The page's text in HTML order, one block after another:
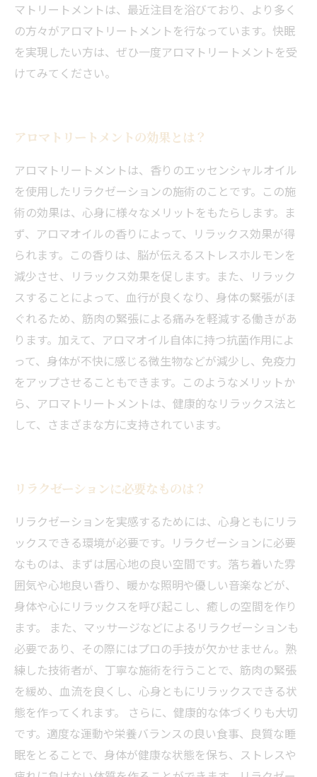
マトリートメントは、最近注目を浴びており、より多く
の方々がアロマトリートメントを行なっています。快眠
を実現したい方は、ぜひ一度アロマトリートメントを受
けてみてください。
アロマトリートメントの効果とは？
アロマトリートメントは、香りのエッセンシャルオイル
を使用したリラクゼーションの施術のことです。この施
術の効果は、心身に様々なメリットをもたらします。ま
ず、アロマオイルの香りによって、リラックス効果が得
られます。この香りは、脳が伝えるストレスホルモンを
減少させ、リラックス効果を促します。また、リラック
スすることによって、血行が良くなり、身体の緊張がほ
ぐれるため、筋肉の緊張による痛みを軽減する働きがあ
ります。加えて、アロマオイル自体に持つ抗菌作用によ
って、身体が不快に感じる微生物などが減少し、免疫力
をアップさせることもできます。このようなメリットか
ら、アロマトリートメントは、健康的なリラックス法と
して、さまざまな方に支持されています。
リラクゼーションに必要なものは？
リラクゼーションを実感するためには、心身ともにリラ
ックスできる環境が必要です。リラクゼーションに必要
なものは、まずは居心地の良い空間です。落ち着いた雰
囲気や心地良い香り、暖かな照明や優しい音楽などが、
身体や心にリラックスを呼び起こし、癒しの空間を作り
ます。 また、マッサージなどによるリラクゼーションも
必要であり、その際にはプロの手技が欠かせません。熟
練した技術者が、丁寧な施術を行うことで、筋肉の緊張
を緩め、血流を良くし、心身ともにリラックスできる状
態を作ってくれます。 さらに、健康的な体づくりも大切
です。適度な運動や栄養バランスの良い食事、良質な睡
眠をとることで、身体が健康な状態を保ち、ストレスや